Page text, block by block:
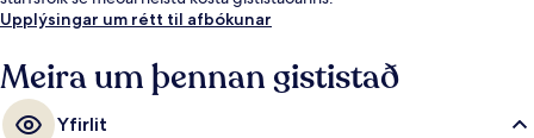
Upplýsingar um rétt til afbókunar
Meira um þennan gististað
Yfirlit